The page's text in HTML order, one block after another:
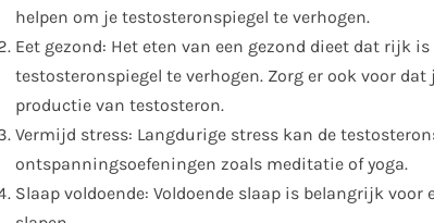
helpen om je testosteronspiegel te verhogen.
Eet gezond: Het eten van een gezond dieet dat rijk
testosteronspiegel te verhogen. Zorg er ook voor
productie van testosteron.
Vermijd stress: Langdurige stress kan de
ontspanningsoefeningen zoals meditatie of yoga.
Slaap voldoende: Voldoende slaap is belangrijk